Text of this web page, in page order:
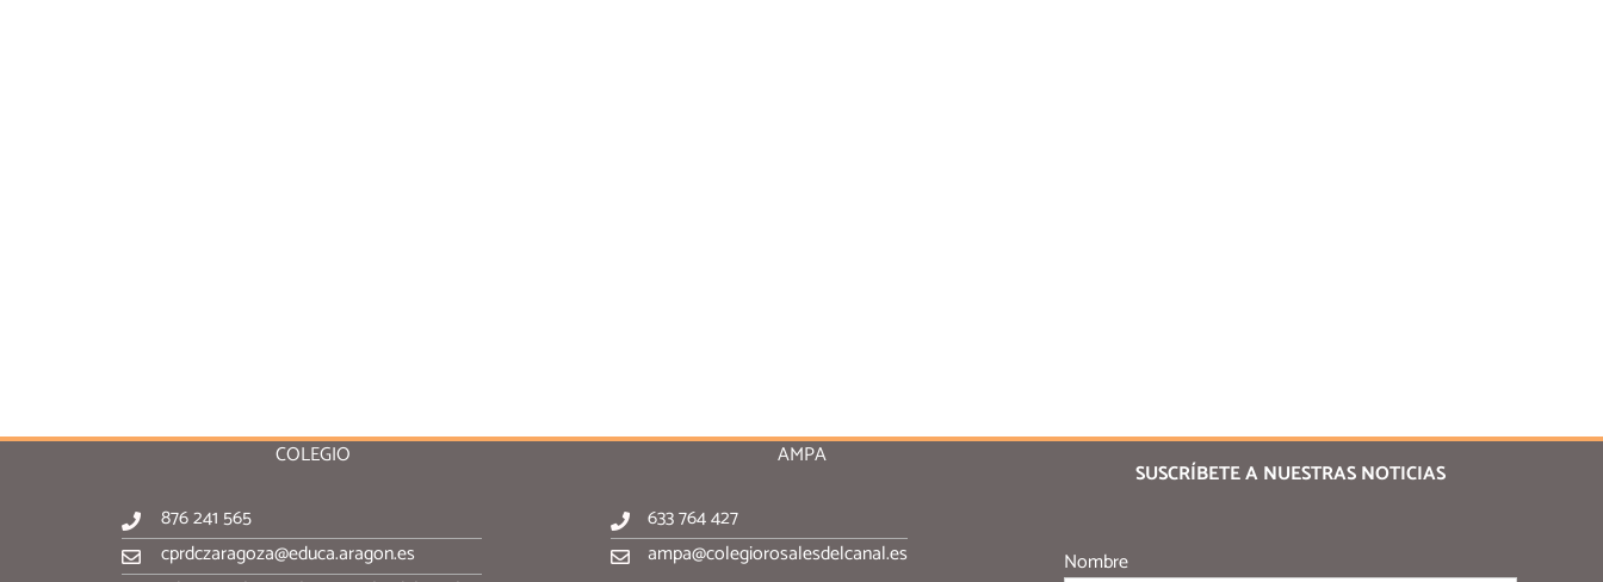
COLEGIO
876 241 565
cprdczaragoza@educa.aragon.es
AMPA
633 764 427
ampa@colegiorosalesdelcanal.es
SUSCRÍBETE A NUESTRAS NOTICIAS
Nombre